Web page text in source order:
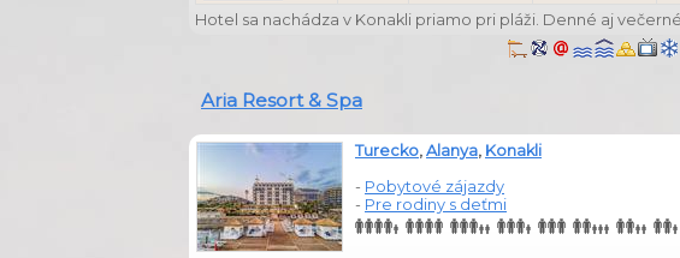
Hotel sa nachádza v Konakli priamo pri pláži. Denné aj
Aria Resort & Spa
Turecko, Alanya, Konakli
- Pobytové zájazdy
- Pre rodiny s deťmi